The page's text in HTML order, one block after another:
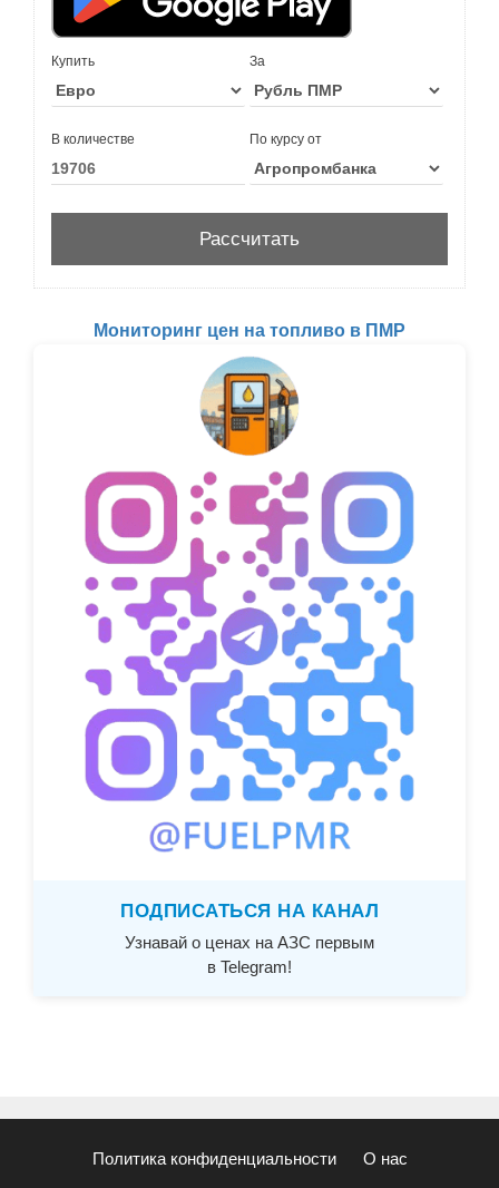
Купить За
В количестве По курсу от
Мониторинг цен на топливо в ПМР
ПОДПИСАТЬСЯ НА КАНАЛ
Узнавай о ценах на АЗС первым
в Telegram!
Политика конфиденциальности О нас